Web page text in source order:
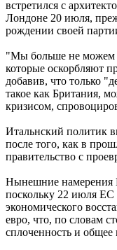
встретился с
Лондоне 20 июля,
рождении своей
"Мы больше не можем
которые оскорбляют
добавив, что только
такое как Британия,
кризисом,
Итальнский политик
после того, как в
правительство с
Нынешние намерения
поскольку 22 июля ЕС
экономического
евро, что, по словам
сплоченность и общее